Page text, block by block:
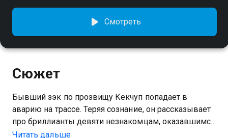
Смотреть
Сюжет
Бывший зэк по прозвищу Кекчуп попадает в
аварию на трассе. Теряя сознание, он рассказывает
про бриллианты девяти незнакомцам, оказавшимся
рядом, и говорит два кодовых слова: «Геленджик»
Читать дальше